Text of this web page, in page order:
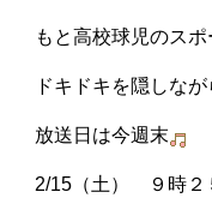
もと高校球児のス
ドキドキを隠しな
放送日は今週末
2/15（土） ９時２